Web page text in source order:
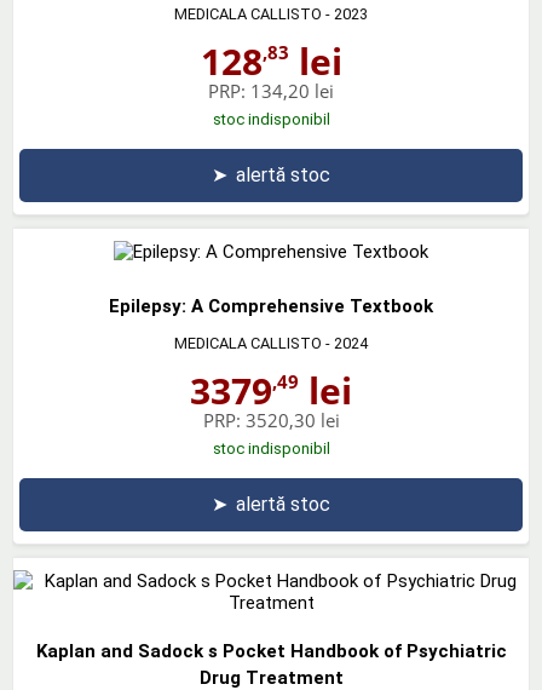
MEDICALA CALLISTO - 2023
128,83 lei
PRP: 134,20 lei
stoc indisponibil
➤ alertă stoc
Epilepsy: A Comprehensive Textbook
MEDICALA CALLISTO - 2024
3379,49 lei
PRP: 3520,30 lei
stoc indisponibil
➤ alertă stoc
Kaplan and Sadock s Pocket Handbook of Psychiatric
Drug Treatment